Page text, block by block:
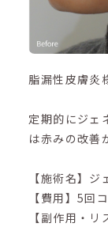
脂漏性皮膚炎
定期的にジェ
は赤みの改善
【施術名】ジ
【費用】5回
【副作用・